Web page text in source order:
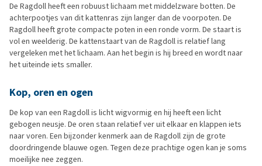
De Ragdoll heeft een robuust lichaam met middelzware botten. De
achterpootjes van dit kattenras zijn langer dan de voorpoten. De
Ragdoll heeft grote compacte poten in een ronde vorm. De staart is
vol en weelderig. De kattenstaart van de Ragdoll is relatief lang
vergeleken met het lichaam. Aan het begin is hij breed en wordt naar
het uiteinde iets smaller.
Kop, oren en ogen
De kop van een Ragdoll is licht wigvormig en hij heeft een licht
gebogen neusje. De oren staan relatief ver uit elkaar en klappen iets
naar voren. Een bijzonder kenmerk aan de Ragdoll zijn de grote
doordringende blauwe ogen. Tegen deze prachtige ogen kan je soms
moeilijke nee zeggen.